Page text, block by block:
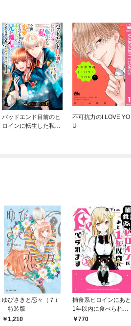
バッドエンド目前のヒ
ロインに転生した私、
不可抗力のI LOVE YO
U
ゆびさきと恋々（７）
特装版
1,210
捕食系ヒロインにあと
1年以内に食べられま
す 1巻
770